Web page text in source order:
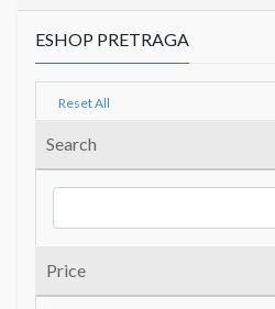
ESHOP PRETRAGA
Reset All
Search
Price